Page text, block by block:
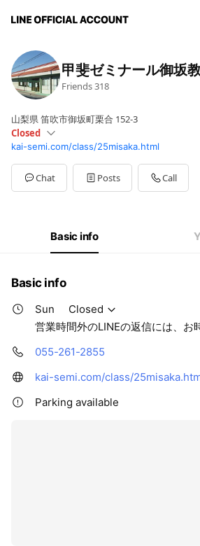
甲斐ゼミナール御坂
Friends318
山梨県 笛吹市御坂町栗合 152-3
Closed
SunClosed
Mon15:30 - 22:00
Tue15:30 - 22:00
Wed15:30 - 22:00
13:00 - 22:00
営業時間外のLINEの返信には、お時間をいた
kai-semi.com/class/25misaka.html
Chat Posts Call
Basic info
Basic info
Sun
Closed
営業時間外のLINEの返信には、お
055-261-2855
kai-semi.com/class/
Parking available